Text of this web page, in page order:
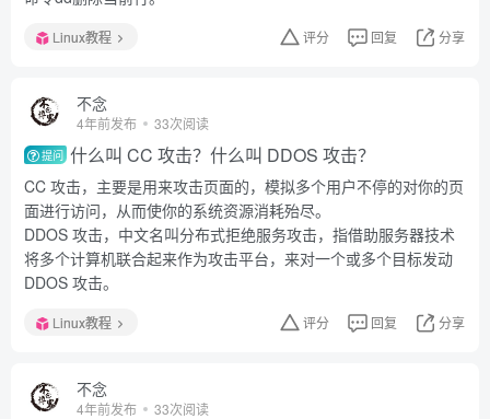
Linux教程 评分 回复 分享
不念
4年前发布 33次阅读
提问 什么叫 CC 攻击？什么叫 DDOS 攻击？
CC 攻击，主要是用来攻击页面的，模拟多个用户不停的对你的页
面进行访问，从而使你的系统资源消耗殆尽。
DDOS 攻击，中文名叫分布式拒绝服务攻击，指借助服务器技术
将多个计算机联合起来作为攻击平台，来对一个或多个目标发动
DDOS 攻击。
Linux教程 评分 回复 分享
不念
4年前发布 33次阅读